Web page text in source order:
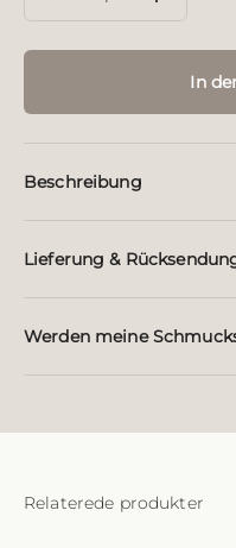
In
Beschreibung
Lieferung &
Werden meine